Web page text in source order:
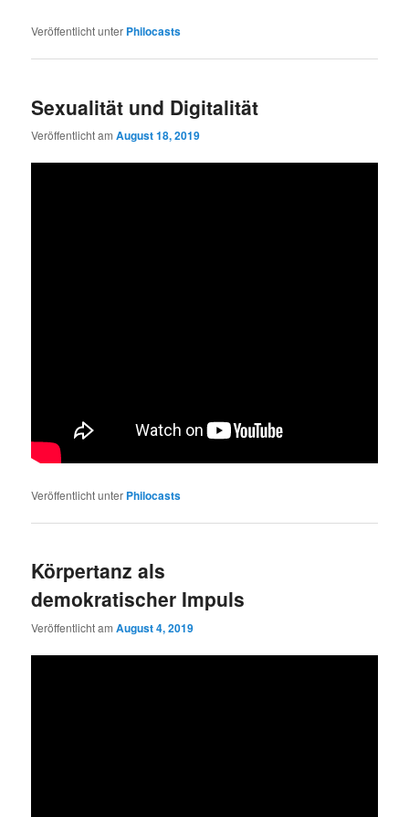
Veröffentlicht unter Philocasts
Sexualität und Digitalität
Veröffentlicht amAugust 18, 2019
Veröffentlicht unter Philocasts
Körpertanz als
demokratischer Impuls
Veröffentlicht amAugust 4, 2019